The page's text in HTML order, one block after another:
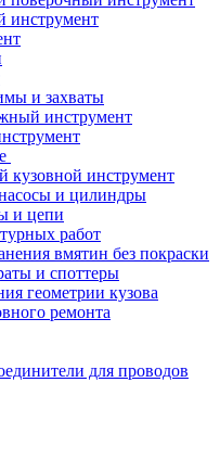
инструмент
и захваты
инструмент
кузовной инструмент
и цилиндры
и цепи
работ
вмятин без покраски
и споттеры
геометрии кузова
ремонта
для проводов